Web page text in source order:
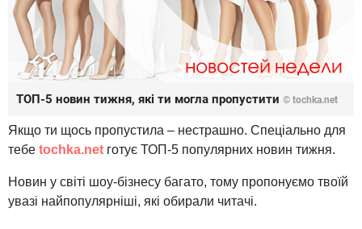
ТОП-5 новин тижня, які ти могла пропустити © tochka.net
Якщо ти щось пропустила – нестрашно. Спеціально для
тебе tochka.net готує ТОП-5 популярних новин тижня.
Новин у світі шоу-бізнесу багато, тому пропонуємо твоїй
увазі найпопулярніші, які обирали читачі.